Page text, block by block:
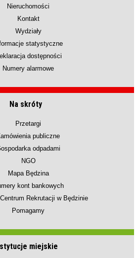
Nieruchomości
Kontakt
Wydziały
statystyczne
dostępności
Numery alarmowe
Na skróty
Przetargi
publiczne
odpadami
NGO
Mapa Będzina
kont bankowych
Rekrutacji w Będzinie
Pomagamy
miejskie